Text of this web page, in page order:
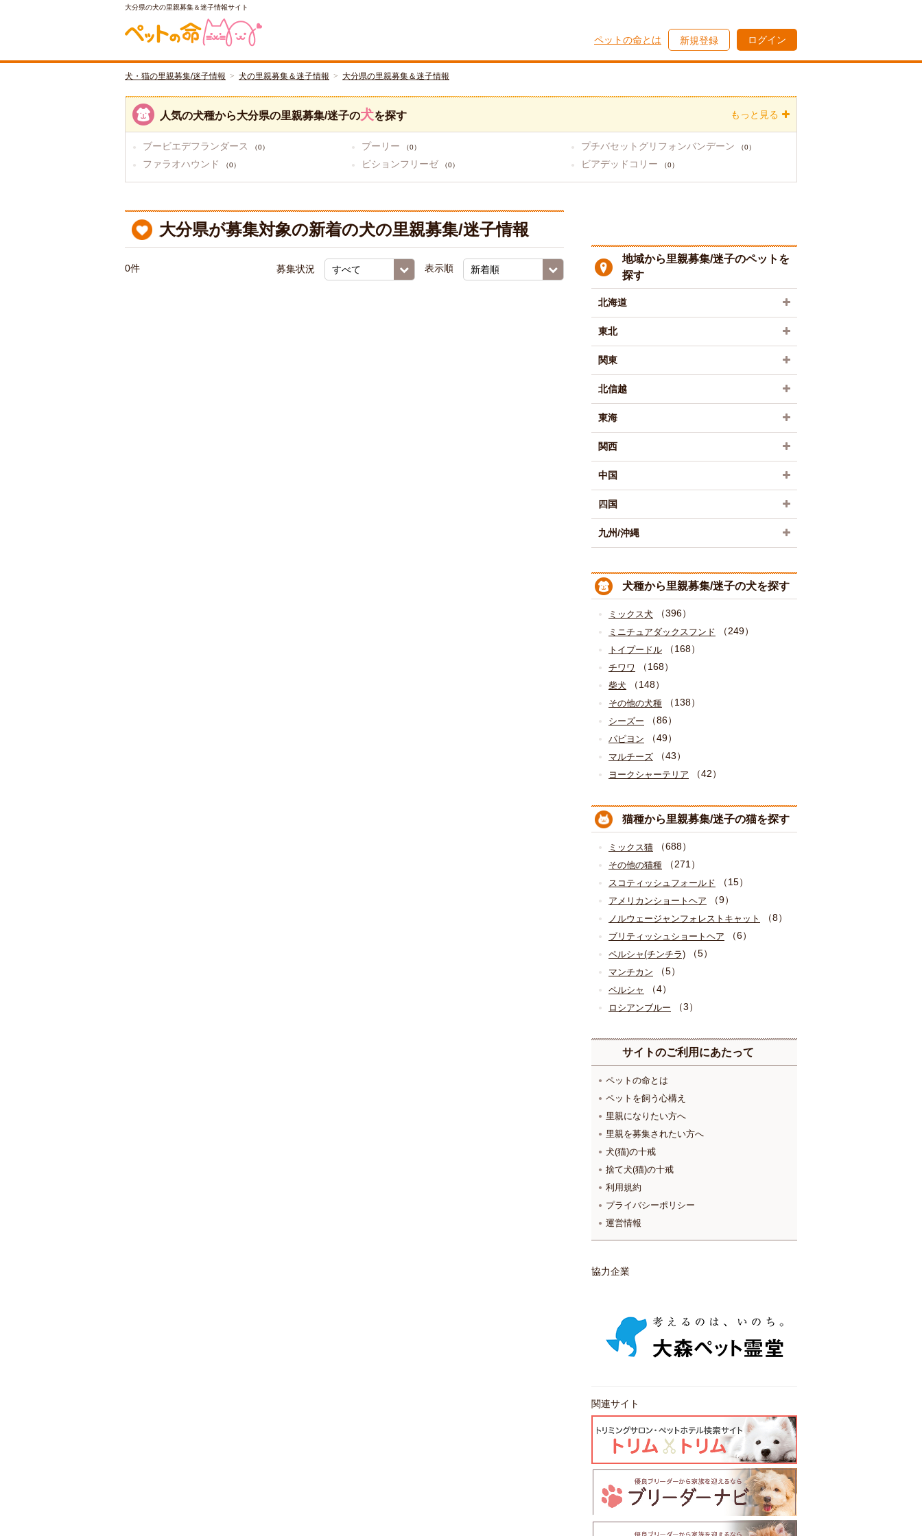
大分県の犬の里親募集＆迷子情報サイト
ペットの命とは 新規登録 ログイン
犬・猫の里親募集/迷子情報 犬の里親募集＆迷子情報 大分県の里親募集＆迷子情報
人気の犬種から大分県の里親募集/迷子の犬を探す
ブービエデフランダース （0） プーリー （0） プチバセットグリフォンバンデーン （0）
ファラオハウンド （0） ビションフリーゼ （0） ビアデッドコリー （0）
もっと見る
大分県が募集対象の新着の犬の里親募集/迷子情報
0件 募集状況 表示順
地域から里親募集/迷子のペットを
探す
北海道
東北
関東
北信越
東海
関西
中国
四国
九州/沖縄
犬種から里親募集/迷子の犬を探す
ミックス犬 （396）
ミニチュアダックスフンド （249）
トイプードル （168）
チワワ （168）
柴犬 （148）
その他の犬種 （138）
シーズー （86）
パピヨン （49）
マルチーズ （43）
ヨークシャーテリア （42）
猫種から里親募集/迷子の猫を探す
ミックス猫 （688）
その他の猫種 （271）
スコティッシュフォールド （15）
アメリカンショートヘア （9）
ノルウェージャンフォレストキャット （8）
ブリティッシュショートヘア （6）
ペルシャ(チンチラ) （5）
マンチカン （5）
ペルシャ （4）
ロシアンブルー （3）
サイトのご利用にあたって
ペットの命とは
ペットを飼う心構え
里親になりたい方へ
里親を募集されたい方へ
犬(猫)の十戒
捨て犬(猫)の十戒
利用規約
プライバシーポリシー
運営情報
協力企業
関連サイト